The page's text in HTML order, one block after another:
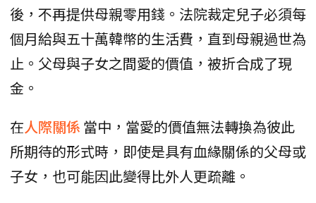
後，不再提供母親零用錢。法院裁定兒子必須每
個月給與五十萬韓幣的生活費，直到母親過世為
止。父母與子女之間愛的價值，被折合成了現
金。
在人際關係 當中，當愛的價值無法轉換為彼此
所期待的形式時，即使是具有血緣關係的父母或
子女，也可能因此變得比外人更疏離。